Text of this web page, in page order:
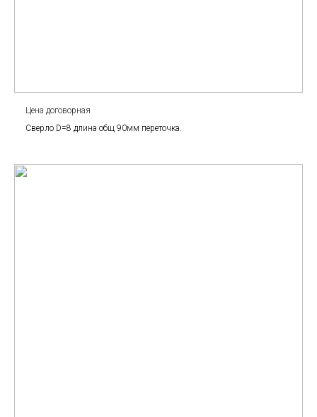
Цена договорная
Сверло D=8 длина общ 90мм переточка.